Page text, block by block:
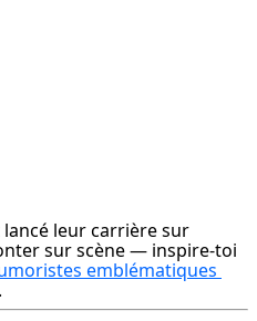
leur carrière sur
sur scène — inspire-toi
emblématiques
.